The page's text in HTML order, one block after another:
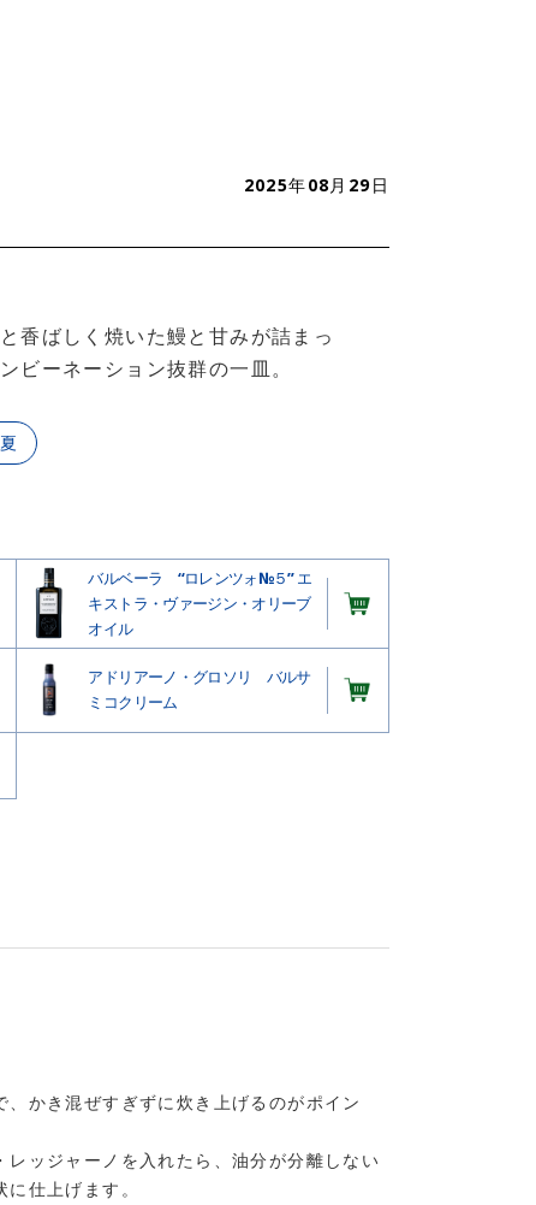
2025年08月29日
香ばしく焼いた鰻と甘みが詰まっ
ビーネーション抜群の一皿。
バルベーラ “ロレンツォ№５” エ
キストラ・ヴァージン・オリーブ
オイル
アドリアーノ・グロソリ バルサ
ミコクリーム
、かき混ぜすぎずに炊き上げるのがポイン
レッジャーノを入れたら、油分が分離しない
仕上げます。